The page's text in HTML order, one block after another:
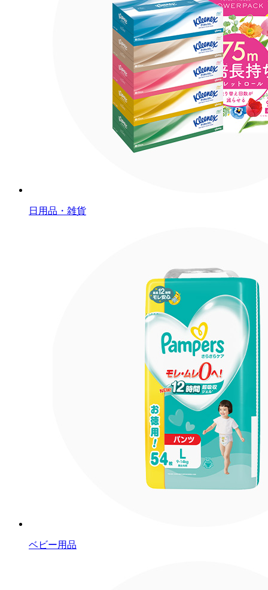
日用品・雑貨
ベビー用品